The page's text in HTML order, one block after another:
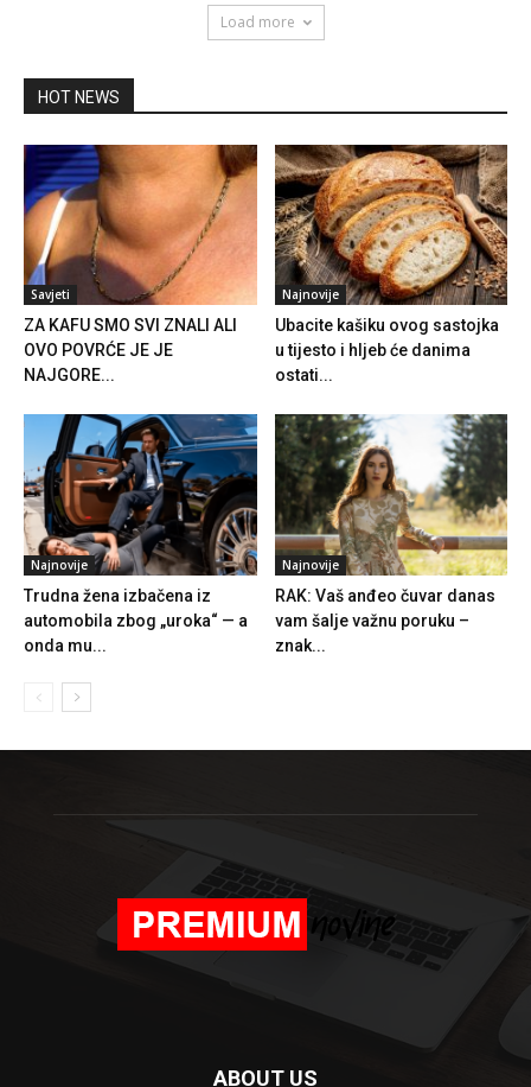
Load more
HOT NEWS
Savjeti
ZA KAFU SMO SVI ZNALI ALI
OVO POVRĆE JE JE
NAJGORE...
Najnovije
Ubacite kašiku ovog sastojka
u tijesto i hljeb će danima
ostati...
Najnovije
Trudna žena izbačena iz
automobila zbog „uroka“ — a
onda mu...
Najnovije
RAK: Vaš anđeo čuvar danas
vam šalje važnu poruku –
znak...
ABOUT US